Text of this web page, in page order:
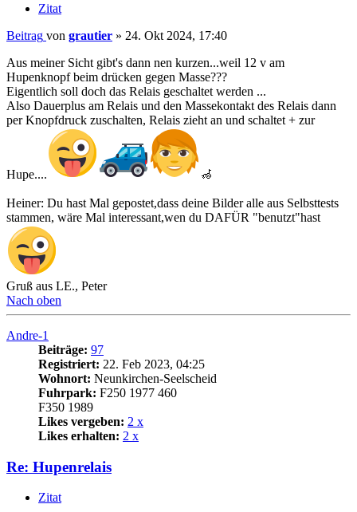
Zitat
Beitrag von grautier » 24. Okt 2024, 17:40
Aus meiner Sicht gibt's dann nen kurzen...weil 12 v am
Hupenknopf beim drücken gegen Masse???
Eigentlich soll doch das Relais geschaltet werden ...
Also Dauerplus am Relais und den Massekontakt des Relais dann
per Knopfdruck zuschalten, Relais zieht an und schaltet + zur
Hupe.... ‍🦽
Heiner: Du hast Mal gepostet,dass deine Bilder alle aus Selbsttests
stammen, wäre Mal interessant,wen du DAFÜR "benutzt"hast
Gruß aus LE., Peter
Nach oben
Andre-1
Beiträge: 97
Registriert: 22. Feb 2023, 04:25
Wohnort: Neunkirchen-Seelscheid
Fuhrpark: F250 1977 460
F350 1989
Likes vergeben: 2 x
Likes erhalten: 2 x
Re: Hupenrelais
Zitat